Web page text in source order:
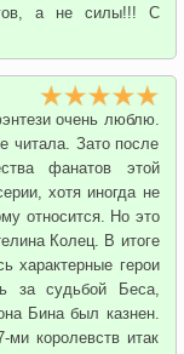
а не силы!!! С
очень люблю.
читала. Зато после
фанатов этой
хотя иногда не
относится. Но это
Колец. В итоге
характерные герои
за судьбой Беса,
Бина был казнен.
ми королевств итак